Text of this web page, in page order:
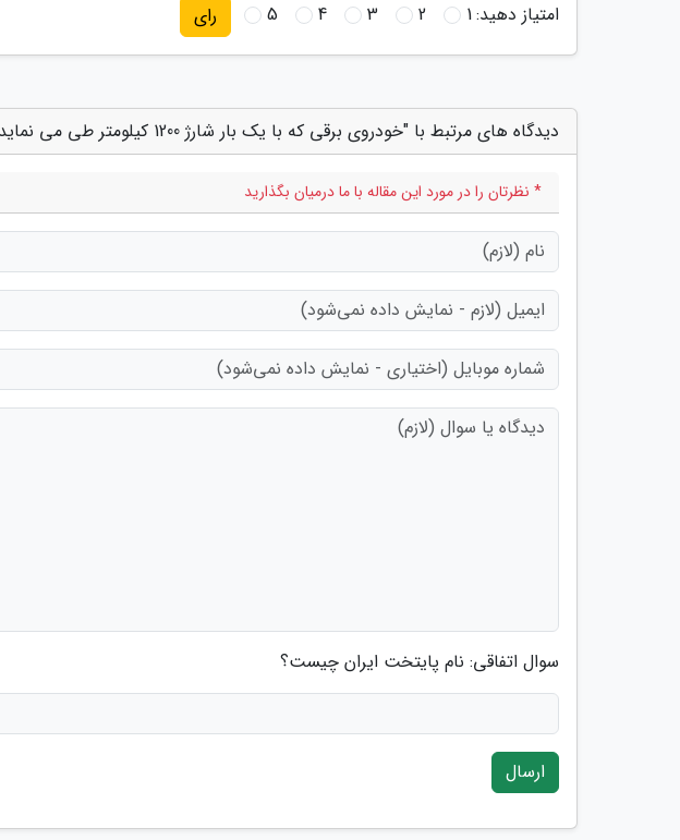
امتیاز دهید:1
2
3
4
5 رای
دیدگاه های مرتبط با "خودروی برقی که با یک بار شارژ 1200 کیلومتر طی می نماید"
* نظرتان را در مورد این مقاله با ما درمیان بگذارید
سوال اتفاقی: نام پایتخت ایران چیست؟
ارسال